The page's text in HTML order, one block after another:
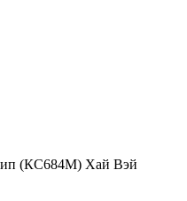
(КС684М) Хай Вэй